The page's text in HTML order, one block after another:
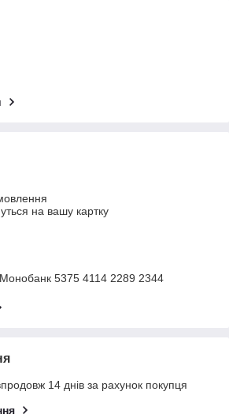
на вашу картку
5375 4114 2289 2344
14 днів за рахунок покупця